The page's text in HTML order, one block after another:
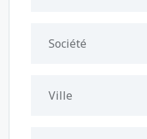
Société
Ville